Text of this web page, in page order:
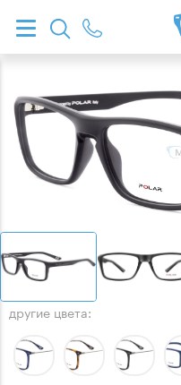
другие цвета: